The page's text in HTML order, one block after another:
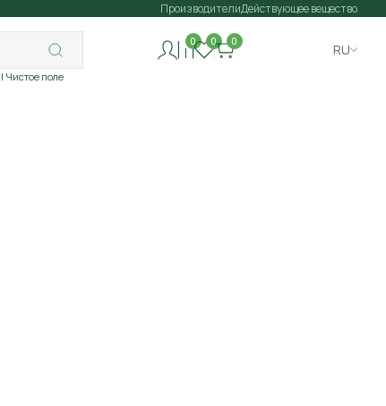
ПроизводителиДействующее вещество
| Чистое поле
0 0 0
RU